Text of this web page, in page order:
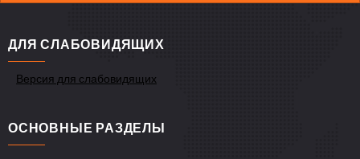
ДЛЯ СЛАБОВИДЯЩИХ
Версия для слабовидящих
ОСНОВНЫЕ РАЗДЕЛЫ